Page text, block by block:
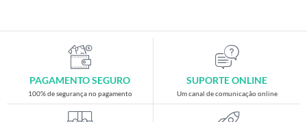
PAGAMENTO SEGURO
100% de segurança no pagamento
SUPORTE ONLINE
Um canal de comunicação online